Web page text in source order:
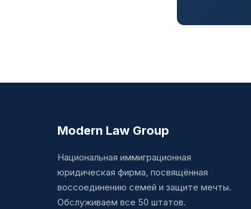
Modern Law Group
Национальная иммиграционная
юридическая фирма, посвящённая
воссоединению семей и защите мечты.
Обслуживаем все 50 штатов.